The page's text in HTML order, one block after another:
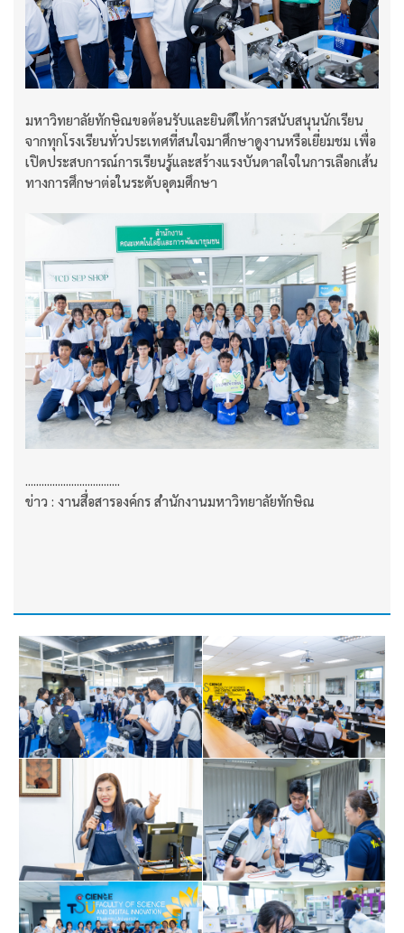
มหาวิทยาลัยทักษิณขอต้อนรับและยินดีให้การสนับสนุนนักเรียน
จากทุกโรงเรียนทั่วประเทศที่สนใจมาศึกษาดูงานหรือเยี่ยมชม เพื่อ
เปิดประสบการณ์การเรียนรู้และสร้างแรงบันดาลใจในการเลือกเส้น
ทางการศึกษาต่อในระดับอุดมศึกษา
...................................
ข่าว : งานสื่อสารองค์กร สำนักงานมหาวิทยาลัยทักษิณ